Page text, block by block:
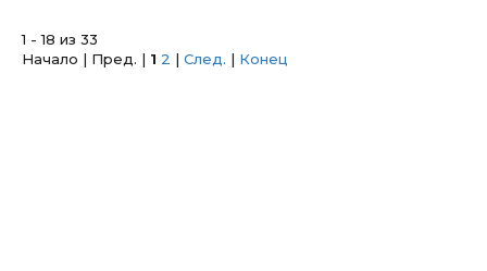
1 - 18 из 33
Начало | Пред. | 1 2 | След. | Конец